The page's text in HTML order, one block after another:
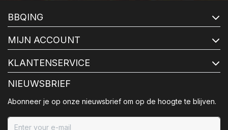
BBQING
MIJN ACCOUNT
KLANTENSERVICE
NIEUWSBRIEF
Abonneer je op onze nieuwsbrief om op de hoogte te blijven.